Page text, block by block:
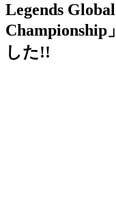
Legends
Championship
した!!